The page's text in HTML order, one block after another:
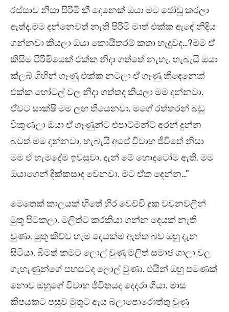
රස්සාව නිසා පිරිමි කී දෙනෙක් ඔයා මට ජෝඩු කරලා
ඇත්ද.මම දන්නෙවත් නැති පිරිමි මාත් එක්ක ඇඳේ නිදිය
ගන්නවා කියලා ඔයා කොයිතරම් කතා හැදුවද…?මම ඒ
කිසිම පිරිමියෙක් එක්ක නිදා ගත්තේ නැහැ. හැබැයි ඔයා
ක්ලබ් ගිහින් ගෑණු එක්ක නටලා ඒ ගෑණු කීදෙනෙක්
එක්ක හෝටල් වල නිදා ගත්තද කියලා මම දන්නවා.
ඒවට සාක්ෂි මම ලඟ තියෙනවා. මගේ රත්තරන් බඩු
විකුණලා ඔයා ඒ ගෑණුන්ට එපාට්මන්ට් අරන් දුන්න
බවත් මම දන්නවා. හැබැයි අපේ විවාහ ජීවිතේ නිසා
මම ඒ හැමදේම ඉවසුවා. දැන් මේ හොදටෝම ඇති. මම
ඔයාගෙන් දික්කසාද වෙනවා. මට ඒක දෙන්න…”
මෙතෙක් කාලයක් හිතේ හිර වෙච්චි දුක වචනවලින්
මුතූ පිටකලා. මලිත්ට කරකියා ගන්න දෙයක් නැති
වුණා. මුතූ කිව්ව හැම දෙයක්ම ඇත්ත බව ඔහු දැන
සිටියා. බීමත් කමට ලොල් වුණු මලිත් සමාජ ශාලා වල
ගැහැණුන්ගේ පහසටද ලොල් වුණා. එයින් ඔහු පමණක්
නොව ඔහුගේ විවාහ ජීවිතයද දෙදරා ගියා. මාස
කීපයකට පසුව මුතූට ඇය බලාපොරොත්තු වුණු